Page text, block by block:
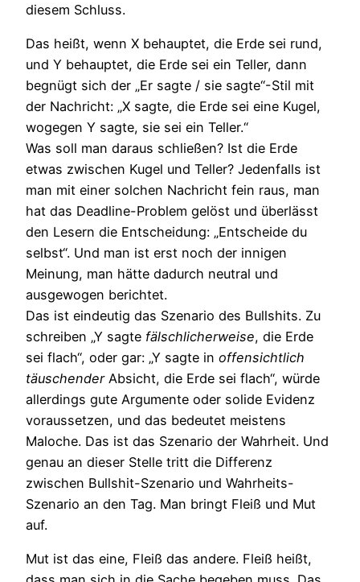
diesem Schluss.
Das heißt, wenn X behauptet, die Erde sei rund,
und Y behauptet, die Erde sei ein Teller, dann
begnügt sich der „Er sagte / sie sagte“-Stil mit
der Nachricht: „X sagte, die Erde sei eine Kugel,
wogegen Y sagte, sie sei ein Teller.“
Was soll man daraus schließen? Ist die Erde
etwas zwischen Kugel und Teller? Jedenfalls ist
man mit einer solchen Nachricht fein raus, man
hat das Deadline-Problem gelöst und überlässt
den Lesern die Entscheidung: „Entscheide du
selbst“. Und man ist erst noch der innigen
Meinung, man hätte dadurch neutral und
ausgewogen berichtet.
Das ist eindeutig das Szenario des Bullshits. Zu
schreiben „Y sagte fälschlicherweise, die Erde
sei flach“, oder gar: „Y sagte in offensichtlich
täuschenderAbsicht, die Erde sei flach“, würde
allerdings gute Argumente oder solide Evidenz
voraussetzen, und das bedeutet meistens
Maloche. Das ist das Szenario der Wahrheit. Und
genau an dieser Stelle tritt die Differenz
zwischen Bullshit-Szenario und Wahrheits-
Szenario an den Tag. Man bringt Fleiß und Mut
auf.
Mut ist das eine, Fleiß das andere. Fleiß heißt,